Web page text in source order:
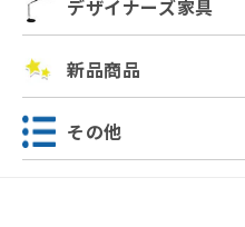
デザイナーズ家具
新品商品
その他